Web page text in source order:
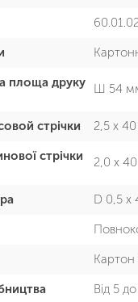
площа друку
Ш 54
стрічки 2,5 х
стрічки
2,0 х
D 0,5 х
Від 5